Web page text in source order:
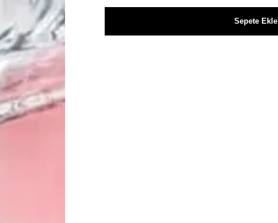
Sepete Ekle